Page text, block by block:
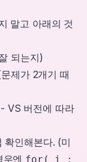
말고 아래의 것
되는지)
제가 2개기 때
VS 버전에 따라
확인해본다. (미
엔 for( i :